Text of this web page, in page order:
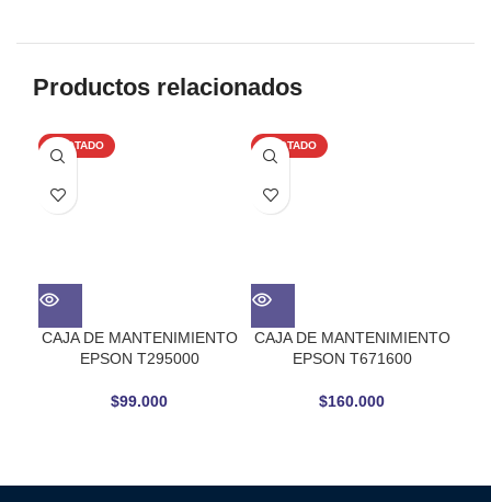
Productos relacionados
AGOTADO
CAJA DE MANTENIMIENTO
EPSON T295000
$99.000
AGOTADO
CAJA DE MANTENIMIENTO
EPSON T671600
$160.000